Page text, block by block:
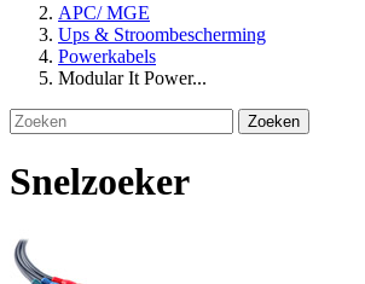
APC/ MGE
Ups & Stroombescherming
Powerkabels
Modular It Power...
Zoeken
Snelzoeker